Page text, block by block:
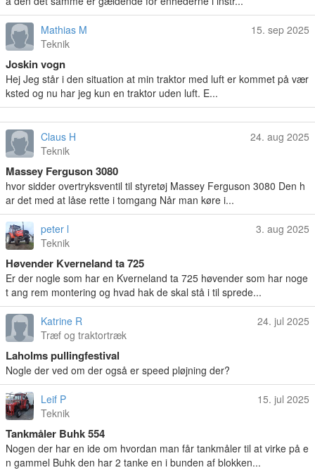
Mathias M
Teknik
15. sep 2025
Joskin vogn
Hej Jeg står i den situation at min traktor med luft er kommet på vær
ksted og nu har jeg kun en traktor uden luft. E...
Claus H
Teknik
24. aug 2025
Massey Ferguson 3080
hvor sidder overtryksventil til styretøj Massey Ferguson 3080 Den h
ar det med at låse rette i tomgang Når man køre i...
peter l
Teknik
3. aug 2025
Høvender Kverneland ta 725
Er der nogle som har en Kverneland ta 725 høvender som har noge
t ang rem montering og hvad hak de skal stå i til sprede...
Katrine R
Træf og traktortræk
24. jul 2025
Laholms pullingfestival
Nogle der ved om der også er speed pløjning der?
Leif P
Teknik
15. jul 2025
Tankmåler Buhk 554
Nogen der har en ide om hvordan man får tankmåler til at virke på e
n gammel Buhk den har 2 tanke en i bunden af blokken...